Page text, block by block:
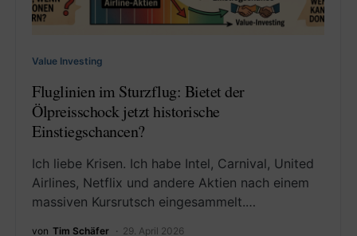
Value Investing
Fluglinien im Sturzflug: Bietet der
Ölpreisschock jetzt historische
Einstiegschancen?
Ich liebe Krisen. Ich habe Intel, Carnival, United
Airlines, Netflix und andere Aktien nach einem
massiven Kursrutsch eingesammelt.…
von Tim Schäfer 29. April 2026